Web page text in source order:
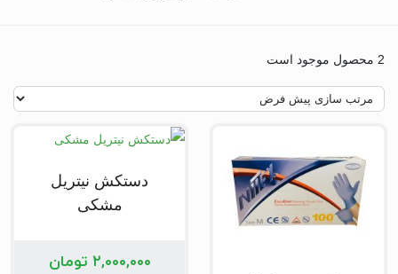
2 محصول موجود است
دستکش نیتریل
مشکی
۲,۰۰۰,۰۰۰ تومان